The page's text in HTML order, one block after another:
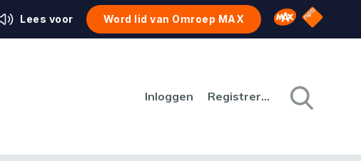
Lees voor Word lid van Omroep MAX Omroep MAX
NPO
Inloggen Registreren